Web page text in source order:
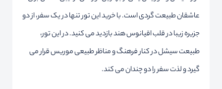
عاشقان طبیعت گردی است. با خرید این تور تنها در یک سفر، از دو
جزیره زیبا در قلب اقیانوس هند بازدید می کنید. در این تور،
طبیعت سیشل در کنار فرهنگ و مناظر طبیعی موریس قرار می
گیرد و لذت سفر را دو چندان می کند.